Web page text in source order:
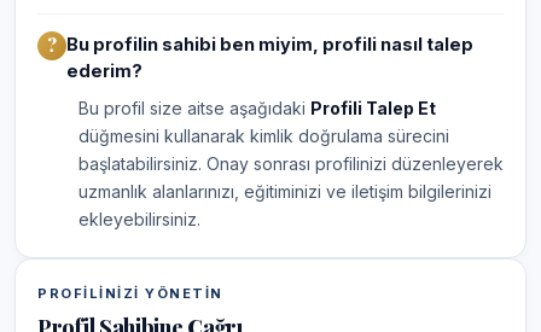
Bu profilin sahibi ben miyim, profili nasıl talep
ederim?
Bu profil size aitse aşağıdaki Profili Talep Et
düğmesini kullanarak kimlik doğrulama sürecini
başlatabilirsiniz. Onay sonrası profilinizi düzenleyerek
uzmanlık alanlarınızı, eğitiminizi ve iletişim bilgilerinizi
ekleyebilirsiniz.
PROFILINIZI YÖNETIN